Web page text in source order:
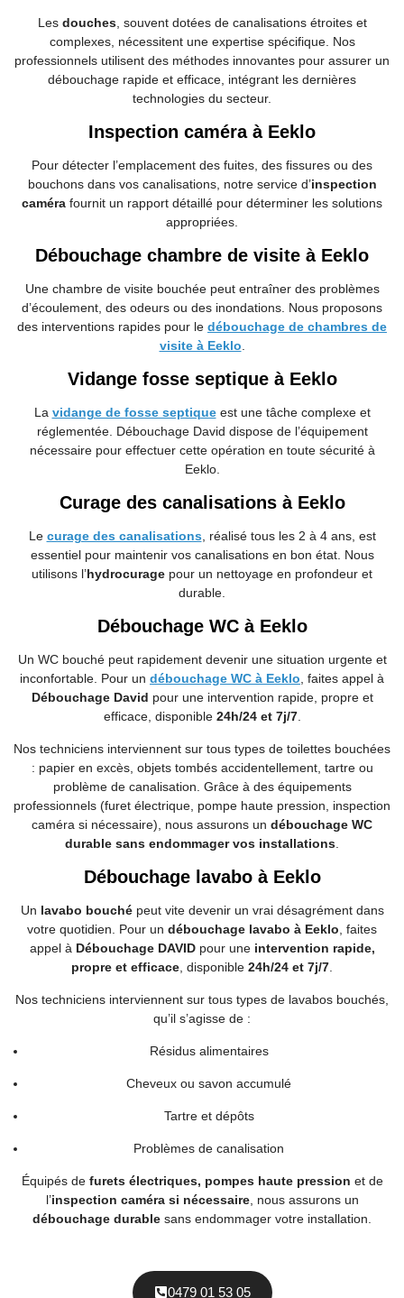
Les douches, souvent dotées de canalisations étroites et
complexes, nécessitent une expertise spécifique. Nos
professionnels utilisent des méthodes innovantes pour assurer un
débouchage rapide et efficace, intégrant les dernières
technologies du secteur.
Inspection caméra à Eeklo
Pour détecter l’emplacement des fuites, des fissures ou des
bouchons dans vos canalisations, notre service d’inspection
caméra fournit un rapport détaillé pour déterminer les solutions
appropriées.
Débouchage chambre de visite à Eeklo
Une chambre de visite bouchée peut entraîner des problèmes
d’écoulement, des odeurs ou des inondations. Nous proposons
des interventions rapides pour le débouchage de chambres de
visite à Eeklo
Vidange fosse septique à Eeklo
La vidange de fosse septiqueest une tâche complexe et
réglementée. Débouchage David dispose de l’équipement
nécessaire pour effectuer cette opération en toute sécurité à
Eeklo.
Curage des canalisations à Eeklo
Le curage des canalisations, réalisé tous les 2 à 4 ans, est
essentiel pour maintenir vos canalisations en bon état. Nous
utilisons l’hydrocurage pour un nettoyage en profondeur et
durable.
Débouchage WC à Eeklo
Un WC bouché peut rapidement devenir une situation urgente et
inconfortable. Pour un débouchage WC à Eeklo , faites appel à
Débouchage David pour une intervention rapide, propre et
efficace, disponible 24h/24 et 7j/7.
Nos techniciens interviennent sur tous types de toilettes bouchées
: papier en excès, objets tombés accidentellement, tartre ou
problème de canalisation. Grâce à des équipements
professionnels (furet électrique, pompe haute pression, inspection
caméra si nécessaire), nous assurons un débouchage WC
durable sans endommager vos installations
Débouchage lavabo à Eeklo
Un lavabo bouchépeut vite devenir un vrai désagrément dans
votre quotidien. Pour un débouchage lavabo à Eeklo , faites
appel à Débouchage DAVIDpour une intervention rapide,
propre et efficace , disponible 24h/24 et 7j/7
Nos techniciens interviennent sur tous types de lavabos bouchés,
qu’il s’agisse de :
Résidus alimentaires
Cheveux ou savon accumulé
Tartre et dépôts
Problèmes de canalisation
Équipés de furets électriques, pompes haute pression et de
l’inspection caméra si nécessaire, nous assurons un
débouchage durable sans endommager votre installation.
0479 01 53 05